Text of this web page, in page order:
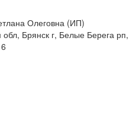
Олеговна (ИП)
Брянск г, Белые Берега рп,